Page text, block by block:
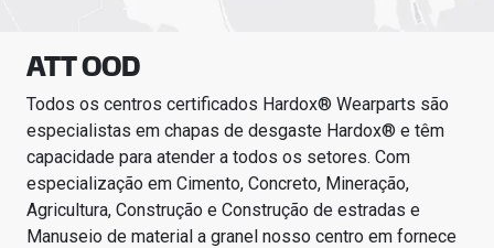
ATT OOD
Todos os centros certificados Hardox® Wearparts são
especialistas em chapas de desgaste Hardox® e têm
capacidade para atender a todos os setores. Com
especialização em Cimento, Concreto, Mineração,
Agricultura, Construção e Construção de estradas e
Manuseio de material a granel nosso centro em fornece